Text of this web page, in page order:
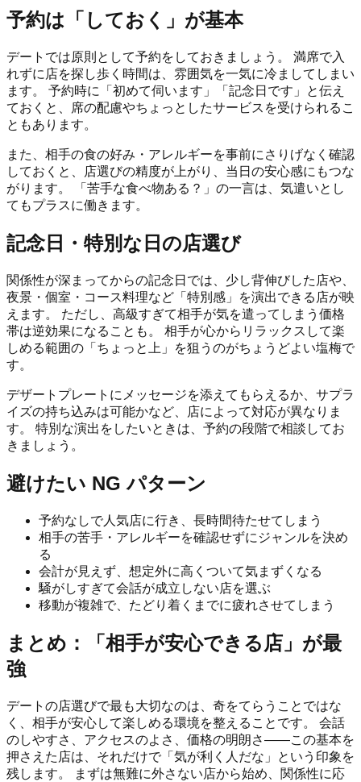
予約は「しておく」が基本
デートでは原則として予約をしておきましょう。 満席で入
れずに店を探し歩く時間は、雰囲気を一気に冷ましてしまい
ます。 予約時に「初めて伺います」「記念日です」と伝え
ておくと、席の配慮やちょっとしたサービスを受けられるこ
ともあります。
また、相手の食の好み・アレルギーを事前にさりげなく確認
しておくと、店選びの精度が上がり、当日の安心感にもつな
がります。 「苦手な食べ物ある？」の一言は、気遣いとし
てもプラスに働きます。
記念日・特別な日の店選び
関係性が深まってからの記念日では、少し背伸びした店や、
夜景・個室・コース料理など「特別感」を演出できる店が映
えます。 ただし、高級すぎて相手が気を遣ってしまう価格
帯は逆効果になることも。 相手が心からリラックスして楽
しめる範囲の「ちょっと上」を狙うのがちょうどよい塩梅で
す。
デザートプレートにメッセージを添えてもらえるか、サプラ
イズの持ち込みは可能かなど、店によって対応が異なりま
す。 特別な演出をしたいときは、予約の段階で相談してお
きましょう。
避けたい NG パターン
予約なしで人気店に行き、長時間待たせてしまう
相手の苦手・アレルギーを確認せずにジャンルを決め
る
会計が見えず、想定外に高くついて気まずくなる
騒がしすぎて会話が成立しない店を選ぶ
移動が複雑で、たどり着くまでに疲れさせてしまう
まとめ：「相手が安心できる店」が最
強
デートの店選びで最も大切なのは、奇をてらうことではな
く、相手が安心して楽しめる環境を整えることです。 会話
のしやすさ、アクセスのよさ、価格の明朗さ——この基本を
押さえた店は、それだけで「気が利く人だな」という印象を
残します。 まずは無難に外さない店から始め、関係性に応